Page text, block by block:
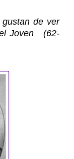
gustan de ver
el Joven (62-